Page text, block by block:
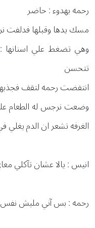
رحمه بهدوء : حاضر
مسك يدها وقبلها فدلفت
وهي تضغط علي
تتحسن
انتفضت رحمه لتقف
وضعت نرجس له الطعام
الغرفه تشعر ان الدم يغلي
انيس : يالا عشان تآكلي
رحمه : بس آني مليش نفس